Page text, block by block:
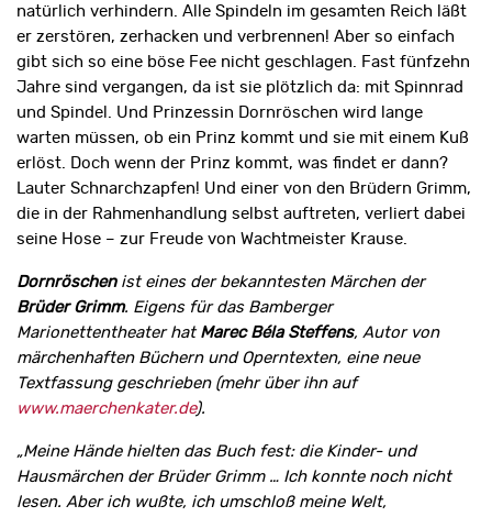
natürlich verhindern. Alle Spindeln im gesamten Reich läßt
er zerstören, zerhacken und verbrennen! Aber so einfach
gibt sich so eine böse Fee nicht geschlagen. Fast fünfzehn
Jahre sind vergangen, da ist sie plötzlich da: mit Spinnrad
und Spindel. Und Prinzessin Dornröschen wird lange
warten müssen, ob ein Prinz kommt und sie mit einem Kuß
erlöst. Doch wenn der Prinz kommt, was findet er dann?
Lauter Schnarchzapfen! Und einer von den Brüdern Grimm,
die in der Rahmenhandlung selbst auftreten, verliert dabei
seine Hose – zur Freude von Wachtmeister Krause.
Dornröschenist eines der bekanntesten Märchen der
Brüder Grimm. Eigens für das Bamberger
Marionettentheater hat Marec Béla Steffens, Autor von
märchenhaften Büchern und Operntexten, eine neue
Textfassung geschrieben (mehr über ihn auf
www.maerchenkater.de).
„Meine Hände hielten das Buch fest: die Kinder- und
Hausmärchen der Brüder Grimm … Ich konnte noch nicht
lesen. Aber ich wußte, ich umschloß meine Welt,